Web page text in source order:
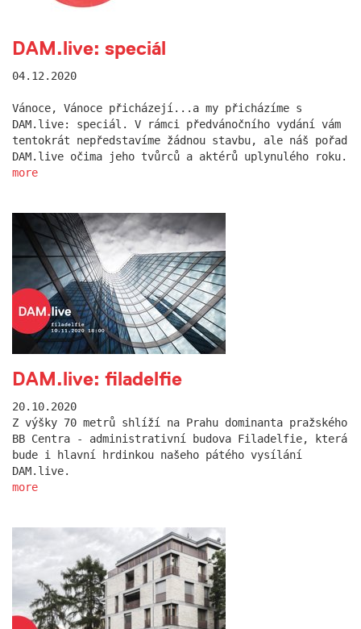
DAM.live: speciál
04.12.2020
Vánoce, Vánoce přicházejí...a my přicházíme s
DAM.live: speciál. V rámci předvánočního vydání vám
tentokrát nepředstavíme žádnou stavbu, ale náš pořad
DAM.live očima jeho tvůrců a aktérů uplynulého roku.
more
DAM.live: filadelfie
20.10.2020
Z výšky 70 metrů shlíží na Prahu dominanta pražského
BB Centra - administrativní budova Filadelfie, která
bude i hlavní hrdinkou našeho pátého vysílání
DAM.live.
more